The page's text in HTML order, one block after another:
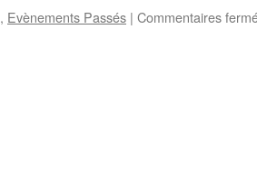
, Evènements Passés | Commentaires